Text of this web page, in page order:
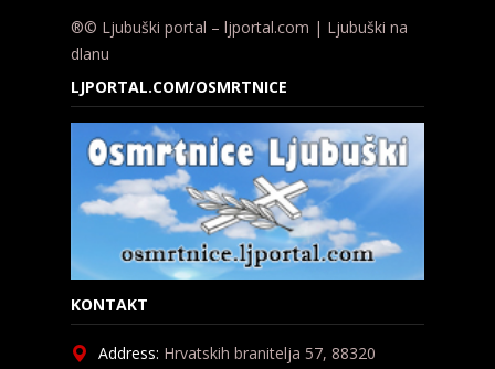
®© Ljubuški portal – ljportal.com | Ljubuški na
dlanu
LJPORTAL.COM/OSMRTNICE
KONTAKT
Address: Hrvatskih branitelja 57, 88320